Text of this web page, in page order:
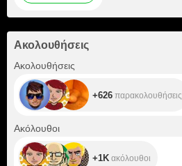
Ακολουθήσεις
Ακολουθήσεις
+626 παρακολουθήσεις
Ακόλουθοι
+1K ακόλουθοι